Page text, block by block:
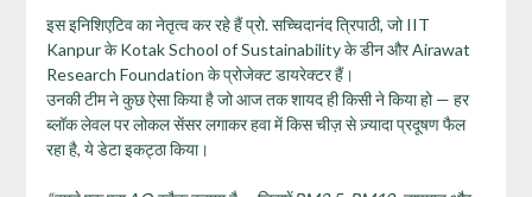
इस इनिशिएटिव का नेतृत्व कर रहे हैं प्रो. सच्चिदानंद त्रिपाठी, जो IIT
Kanpur के Kotak School of Sustainability के डीन और Airawat
Research Foundation के प्रोजेक्ट डायरेक्टर हैं।
उनकी टीम ने कुछ ऐसा किया है जो आज तक शायद ही किसी ने किया हो — हर
ब्लॉक लेवल पर लोकल सेंसर लगाकर हवा में किस चीज़ से ज़्यादा प्रदूषण फैल
रहा है, ये डेटा इकट्ठा किया।